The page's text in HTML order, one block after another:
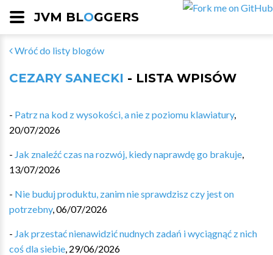
JVM BLOGGERS
Wróć do listy blogów
CEZARY SANECKI - LISTA WPISÓW
- Patrz na kod z wysokości, a nie z poziomu klawiatury,
20/07/2026
- Jak znaleźć czas na rozwój, kiedy naprawdę go brakuje,
13/07/2026
- Nie buduj produktu, zanim nie sprawdzisz czy jest on
potrzebny,06/07/2026
- Jak przestać nienawidzić nudnych zadań i wyciągnąć z nich
coś dla siebie, 29/06/2026